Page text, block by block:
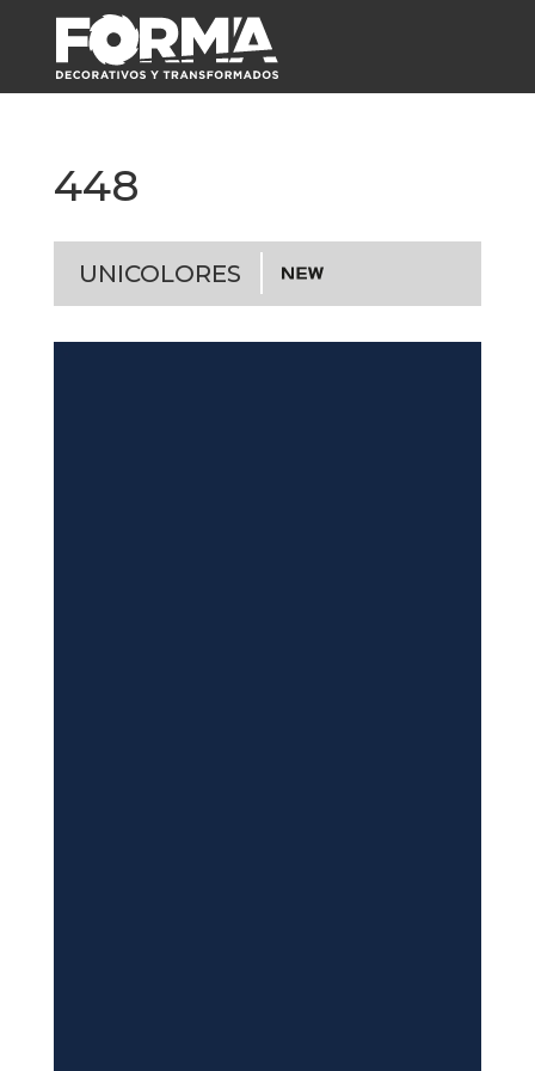
448
UNICOLORES